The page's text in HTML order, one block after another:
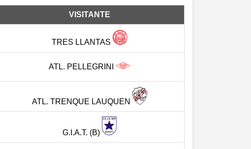
VISITANTE
TRES LLANTAS
ATL. PELLEGRINI
ATL. TRENQUE LAUQUEN
G.I.A.T. (B)